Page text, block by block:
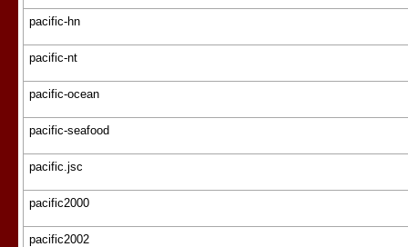
pacific-hn
pacific-nt
pacific-ocean
pacific-seafood
pacific.jsc
pacific2000
pacific2002